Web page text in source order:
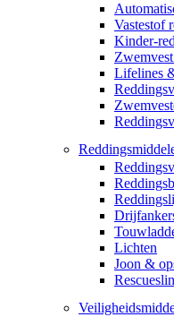
Vastestof
Kinder-
Lifelines
Lichten
Joon &